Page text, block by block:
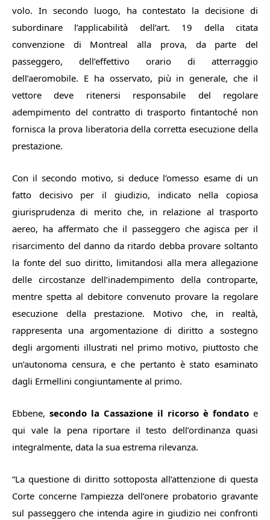
volo. In secondo luogo, ha contestato la decisione di
subordinare l’applicabilità dell’art. 19 della citata
convenzione di Montreal alla prova, da parte del
passeggero, dell’effettivo orario di atterraggio
dell’aeromobile. E ha osservato, più in generale, che il
vettore deve ritenersi responsabile del regolare
adempimento del contratto di trasporto fintantoché non
fornisca la prova liberatoria della corretta esecuzione della
prestazione.
Con il secondo motivo, si deduce l’omesso esame di un
fatto decisivo per il giudizio, indicato nella copiosa
giurisprudenza di merito che, in relazione al trasporto
aereo, ha affermato che il passeggero che agisca per il
risarcimento del danno da ritardo debba provare soltanto
la fonte del suo diritto, limitandosi alla mera allegazione
delle circostanze dell’inadempimento della controparte,
mentre spetta al debitore convenuto provare la regolare
esecuzione della prestazione. Motivo che, in realtà,
rappresenta una argomentazione di diritto a sostegno
degli argomenti illustrati nel primo motivo, piuttosto che
un’autonoma censura, e che pertanto è stato esaminato
dagli Ermellini congiuntamente al primo.
Ebbene, secondo la Cassazione il ricorso è fondato e
qui vale la pena riportare il testo dell’ordinanza quasi
integralmente, data la sua estrema rilevanza.
“La questione di diritto sottoposta all’attenzione di questa
Corte concerne l’ampiezza dell’onere probatorio gravante
sul passeggero che intenda agire in giudizio nei confronti